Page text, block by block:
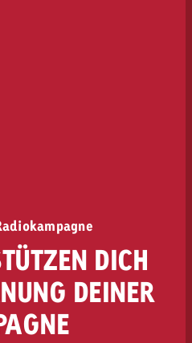
DICH
DEINER